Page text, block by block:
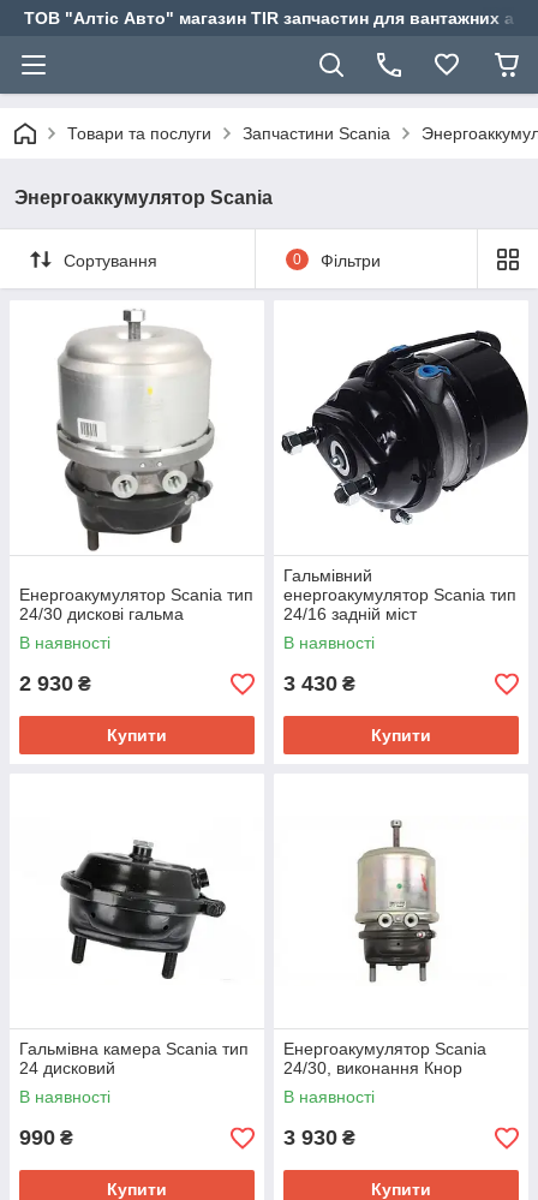
ТОВ "Алтіс Авто" магазин TIR запчастин для вантажних
Товари та послуги Запчастини Scania
Энергоаккумулятор Scania
Сортування 0 Фільтри
Енергоакумулятор Scania тип
24/30 дискові гальма
В наявності
2 930 ₴
Купити
Гальмівний
енергоакумулятор Scania тип
24/16 задній міст
В наявності
3 430 ₴
Купити
Гальмівна камера Scania тип
24 дисковий
В наявності
990 ₴
Купити
Енергоакумулятор Scania
24/30, виконання Кнор
В наявності
3 930 ₴
Купити